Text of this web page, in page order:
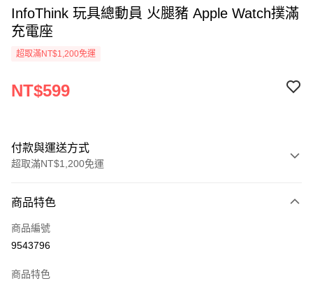
InfoThink 玩具總動員 火腿豬 Apple Watch撲滿
充電座
超取滿NT$1,200免運
NT$599
付款與運送方式
超取滿NT$1,200免運
信用卡一次付款
LINE Pay
商品特色
商品編號
9543796
商品特色